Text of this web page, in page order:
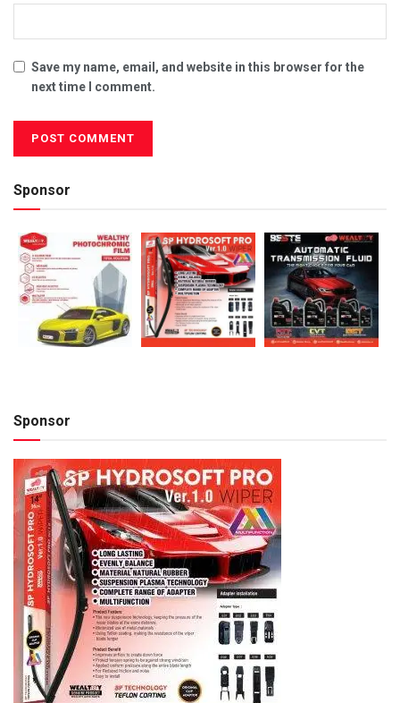
Save my name, email, and website in this browser for the
next time I comment.
Sponsor
Sponsor